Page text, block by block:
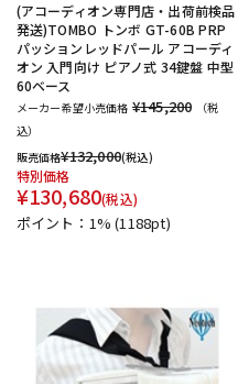
(アコーディオン専門店・出荷前検品
発送)TOMBO トンボ GT-60B PRP
パッションレッドパール アコーディ
オン 入門向け ピアノ式 34鍵盤 中型
60ベース
メーカー希望小売価格 ¥145,200
（税
込）
販売価格¥132,000(税込)
特別価格
¥130,680(税込)
ポイント：1%(1188pt)